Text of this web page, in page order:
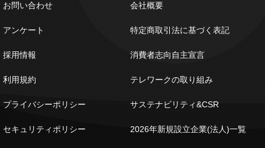
お問い合わせ
アンケート
採用情報
利用規約
プライバシーポリシー
セキュリティポリシー
会社概要
特定商取引法に基づく表記
消費者志向自主宣言
テレワークの取り組み
サステナビリティ&CSR
2026年新規設立企業(法人)一覧